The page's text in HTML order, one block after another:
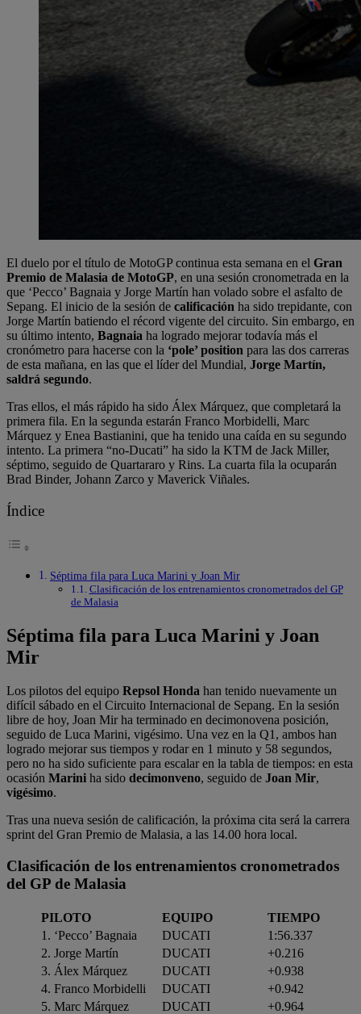
El duelo por el título de MotoGP continua esta semana en el Gran
Premio de Malasia de MotoGP, en una sesión cronometrada en la
que ‘Pecco’ Bagnaia y Jorge Martín han volado sobre el asfalto de
Sepang. El inicio de la sesión de calificación ha sido trepidante, con
Jorge Martín batiendo el récord vigente del circuito. Sin embargo, en
su último intento, Bagnaia ha logrado mejorar todavía más el
cronómetro para hacerse con la ‘pole’ position para las dos carreras
de esta mañana, en las que el líder del Mundial, Jorge Martín,
saldrá segundo.
Tras ellos, el más rápido ha sido Álex Márquez, que completará la
primera fila. En la segunda estarán Franco Morbidelli, Marc
Márquez y Enea Bastianini, que ha tenido una caída en su segundo
intento. La primera “no-Ducati” ha sido la KTM de Jack Miller,
séptimo, seguido de Quartararo y Rins. La cuarta fila la ocuparán
Brad Binder, Johann Zarco y Maverick Viñales.
Índice
Séptima fila para Luca Marini y Joan Mir
Clasificación de los entrenamientos cronometrados del GP
de Malasia
Séptima fila para Luca Marini y Joan
Mir
Los pilotos del equipo Repsol Honda han tenido nuevamente un
difícil sábado en el Circuito Internacional de Sepang. En la sesión
libre de hoy, Joan Mir ha terminado en decimonovena posición,
seguido de Luca Marini, vigésimo. Una vez en la Q1, ambos han
logrado mejorar sus tiempos y rodar en 1 minuto y 58 segundos,
pero no ha sido suficiente para escalar en la tabla de tiempos: en esta
ocasión Marini ha sido decimonveno, seguido de Joan Mir,
vigésimo.
Tras una nueva sesión de calificación, la próxima cita será la carrera
sprint del Gran Premio de Malasia, a las 14.00 hora local.
Clasificación de los entrenamientos cronometrados
del GP de Malasia
PILOTO EQUIPO
TIEMPO
1. ‘Pecco’ Bagnaia
DUCATI
1:56.337
2. Jorge Martín
DUCATI
+0.216
3. Álex Márquez
DUCATI
+0.938
4. Franco Morbidelli
DUCATI
+0.942
5. Marc Márquez
DUCATI
+0.964